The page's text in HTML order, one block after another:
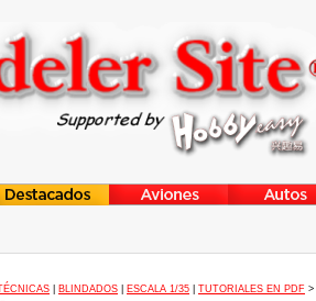
BLINDADOS ESCALA 1/35 TUTORIALES EN PDF >